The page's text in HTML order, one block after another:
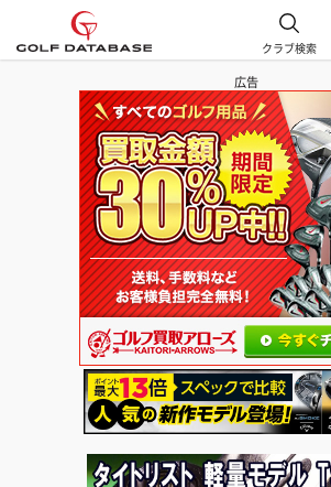
クラブ検索
広告